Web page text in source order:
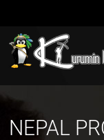
NEPAL